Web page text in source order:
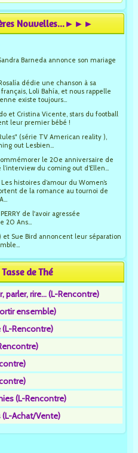
Nouvelles...►►►
Barneda annonce son mariage
dédie une chanson à sa
Loli Bahía, et nous rappelle
existe toujours...
et Cristina Vicente, stars du football
leur premier bébé !
(série TV American reality ),
out Lesbien...
commémorer le 20e anniversaire de
du coming out d’Ellen...
Les histoires d’amour du Women’s
de la romance au tournoi de
PERRY de l'avoir agressée
20 Ans...
et Sue Bird annoncent leur séparation
de Thé
parler, rire... (L-Rencontre)
ensemble)
Rencontre)
(L-Rencontre)
Achat/Vente)